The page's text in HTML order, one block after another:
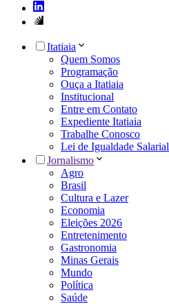
Itatiaia
Quem Somos
Programação
Ouça a Itatiaia
Institucional
Entre em Contato
Expediente Itatiaia
Trabalhe Conosco
Lei de Igualdade Salarial
Jornalismo
Agro
Brasil
Cultura e Lazer
Economia
Eleições 2026
Entretenimento
Gastronomia
Minas Gerais
Mundo
Política
Saúde